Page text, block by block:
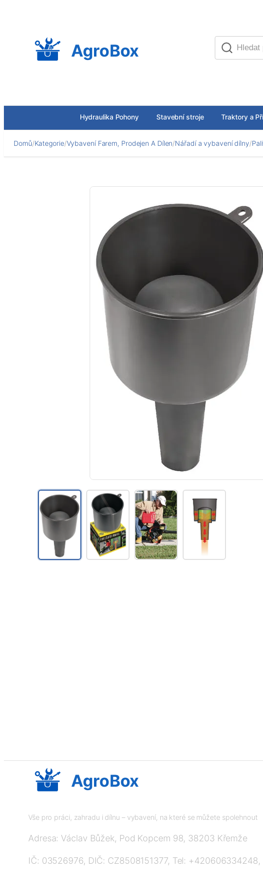
AgroBox
Hydraulika Pohony Stavební stroje Traktory a
Domů/Kategorie/Vybavení Farem, Prodejen A Dílen/Nářadí a vybavení dílny/
AgroBox
Vše pro práci, zahradu i dílnu – vybavení, na které se můžete spolehnout
Adresa: Václav Bůžek, Pod Kopcem 98, 38203 Křemže
IČ: 03526976, DIČ: CZ8508151377, Tel: